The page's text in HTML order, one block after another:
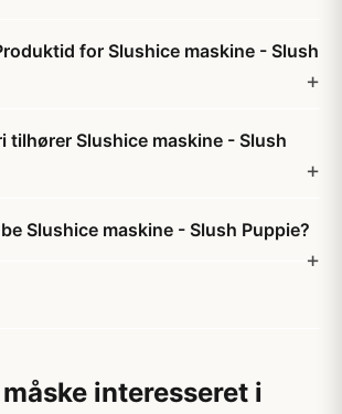
for Slushice maskine - Slush
tilhører Slushice maskine - Slush
Slushice maskine - Slush Puppie?
interesseret i